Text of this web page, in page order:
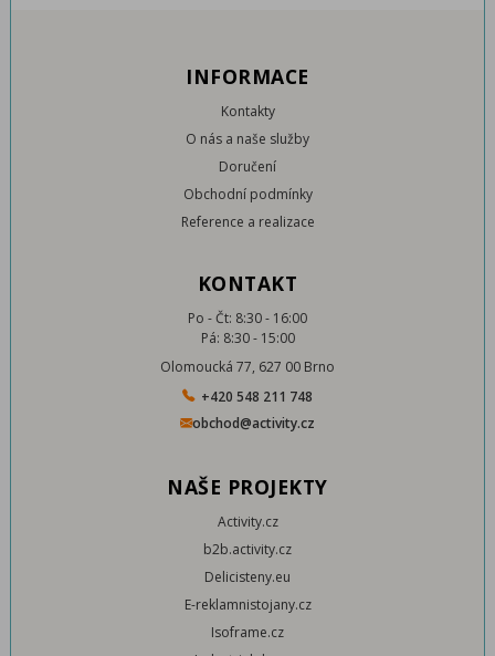
INFORMACE
Kontakty
O nás a naše služby
Doručení
Obchodní podmínky
Reference a realizace
KONTAKT
Po - Čt: 8:30 - 16:00
Pá: 8:30 - 15:00
Olomoucká 77, 627 00 Brno
+420 548 211 748
obchod@activity.cz
NAŠE PROJEKTY
Activity.cz
b2b.activity.cz
Delicisteny.eu
E-reklamnistojany.cz
Isoframe.cz